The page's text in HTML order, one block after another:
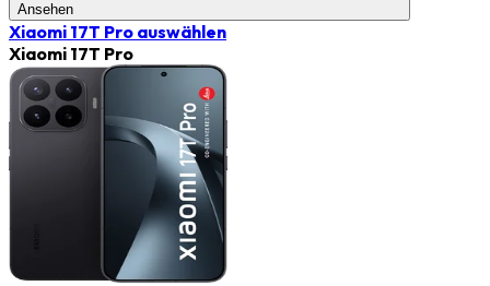
Ansehen
Xiaomi 17T Pro auswählen
Xiaomi 17T Pro